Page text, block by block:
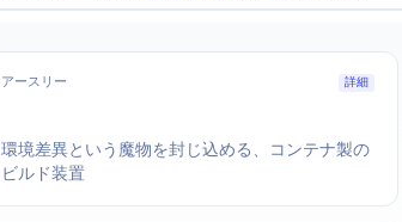
アースリー 詳細
環境差異という魔物を封じ込める、コンテナ製の
ビルド装置